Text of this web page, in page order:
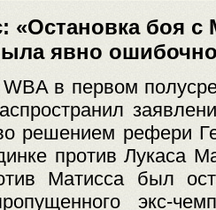
«Остановка боя
явно
в первом
решением рефери
против Лукаса
Матисса был
экс-